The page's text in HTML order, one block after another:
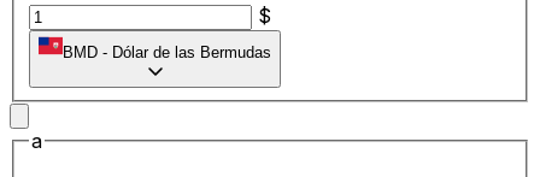
$
BMD - Dólar de las Bermudas
a